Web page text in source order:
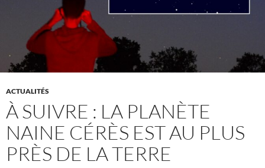
ACTUALITÉS
À SUIVRE : LA PLANÈTE
NAINE CÉRÈS EST AU PLUS
PRÈS DE LA TERRE